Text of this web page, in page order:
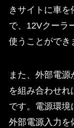
きサイトに車
で、12Vクーラ
使うことがで
また、外部電
を組み合わせ
です。電源環境
外部電源入力を